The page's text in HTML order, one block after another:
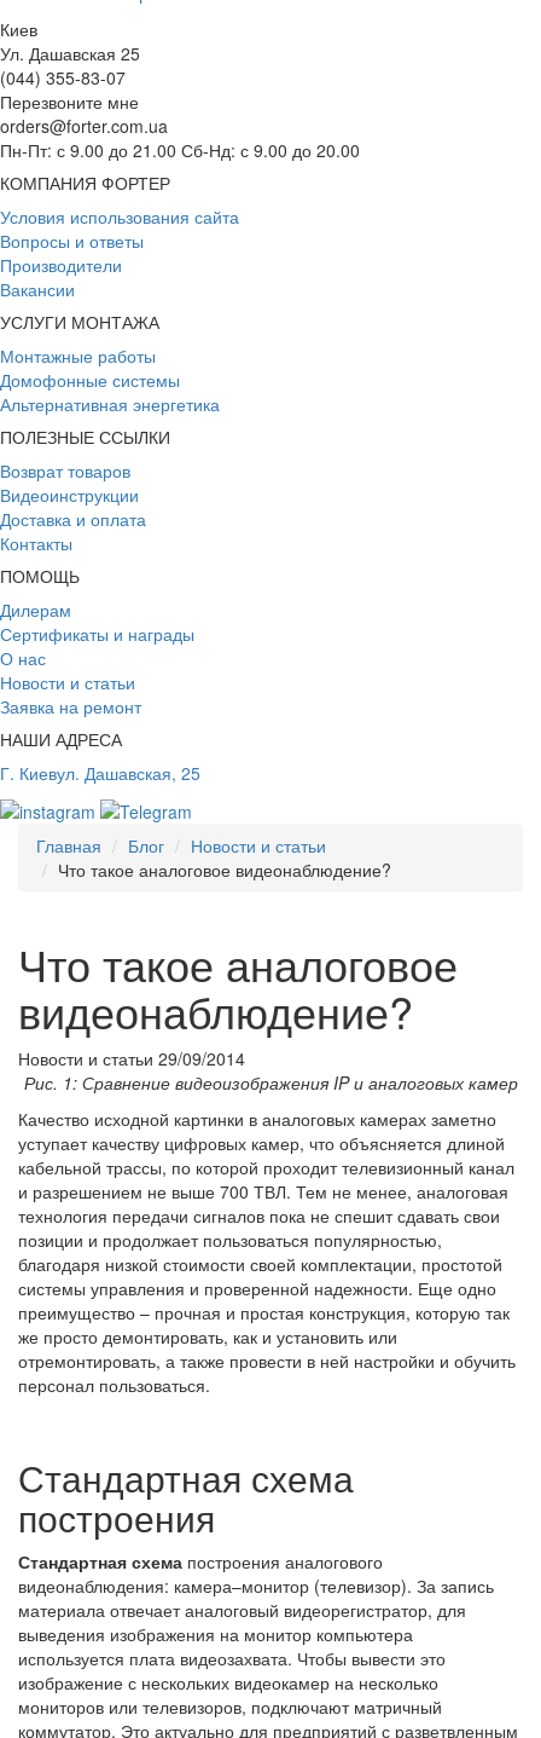
Киев
Ул. Дашавская 25
(044) 355-83-07
Перезвоните мне
orders@forter.com.ua
Пн-Пт: с 9.00 до 21.00 Сб-Нд: с 9.00 до 20.00
КОМПАНИЯ ФОРТЕР
Условия использования сайта
Вопросы и ответы
Производители
Вакансии
УСЛУГИ МОНТАЖА
Монтажные работы
Домофонные системы
Альтернативная энергетика
ПОЛЕЗНЫЕ ССЫЛКИ
Возврат товаров
Видеоинструкции
Доставка и оплата
Контакты
ПОМОЩЬ
Дилерам
Сертификаты и награды
О нас
Новости и статьи
Заявка на ремонт
НАШИ АДРЕСА
Г. Киевул. Дашавская, 25
Главная Блог
Новости и статьи
Что такое аналоговое видеонаблюдение?
Что такое аналоговое
видеонаблюдение?
Новости и статьи 29/09/2014
Рис. 1: Сравнение видеоизображения IP и аналоговых камер
Качество исходной картинки в аналоговых камерах заметно
уступает качеству цифровых камер, что объясняется длиной
кабельной трассы, по которой проходит телевизионный канал
и разрешением не выше 700 ТВЛ. Тем не менее, аналоговая
технология передачи сигналов пока не спешит сдавать свои
позиции и продолжает пользоваться популярностью,
благодаря низкой стоимости своей комплектации, простотой
системы управления и проверенной надежности. Еще одно
преимущество – прочная и простая конструкция, которую так
же просто демонтировать, как и установить или
отремонтировать, а также провести в ней настройки и обучить
персонал пользоваться.
Стандартная схема
построения
Стандартная схема построения аналогового
видеонаблюдения: камера–монитор (телевизор). За запись
материала отвечает аналоговый видеорегистратор, для
выведения изображения на монитор компьютера
используется плата видеозахвата. Чтобы вывести это
изображение с нескольких видеокамер на несколько
мониторов или телевизоров, подключают матричный
коммутатор. Это актуально для предприятий с разветвленным